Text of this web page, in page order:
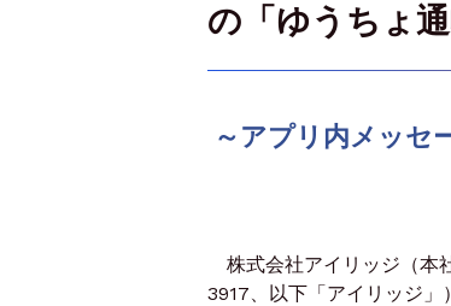
の「ゆうちょ
～アプリ内メッセ
株式会社アイリッジ（本
3917、以下「アイリッジ